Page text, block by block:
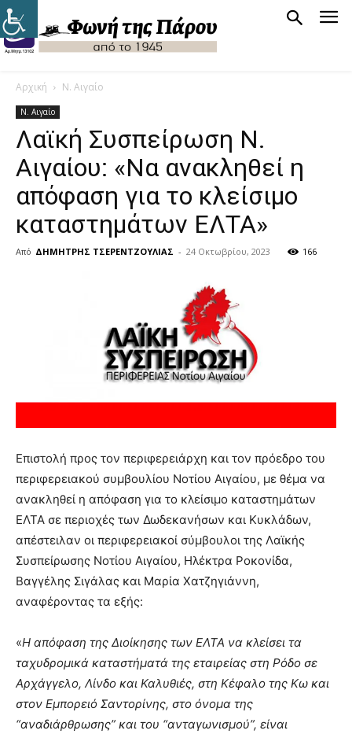
Αρχική Ν. Αιγαίο
Ν. Αιγαίο
Λαϊκή Συσπείρωση Ν.
Αιγαίου: «Να ανακληθεί η
απόφαση για το κλείσιμο
καταστημάτων ΕΛΤΑ»
Από ΔΗΜΗΤΡΗΣ ΤΣΕΡΕΝΤΖΟΥΛΙΑΣ - 24 Οκτωβρίου, 2023 166
Επιστολή προς τον περιφερειάρχη και τον πρόεδρο του
περιφερειακού συμβουλίου Νοτίου Αιγαίου, με θέμα να
ανακληθεί η απόφαση για το κλείσιμο καταστημάτων
ΕΛΤΑ σε περιοχές των Δωδεκανήσων και Κυκλάδων,
απέστειλαν οι περιφερειακοί σύμβουλοι της Λαϊκής
Συσπείρωσης Νοτίου Αιγαίου, Ηλέκτρα Ροκονίδα,
Βαγγέλης Σιγάλας και Μαρία Χατζηγιάννη,
αναφέροντας τα εξής:
«Η απόφαση της Διοίκησης των ΕΛΤΑ να κλείσει τα
ταχυδρομικά καταστήματά της εταιρείας στη Ρόδο σε
Αρχάγγελο, Λίνδο και Καλυθιές, στη Κέφαλο της Κω και
στον Εμπορειό Σαντορίνης, στο όνομα της
“αναδιάρθρωσης” και του “ανταγωνισμού”, είναι